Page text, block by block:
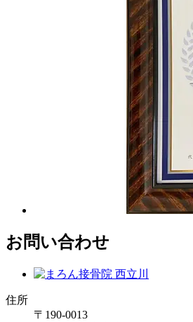
お問い合わせ
住所
〒190-0013